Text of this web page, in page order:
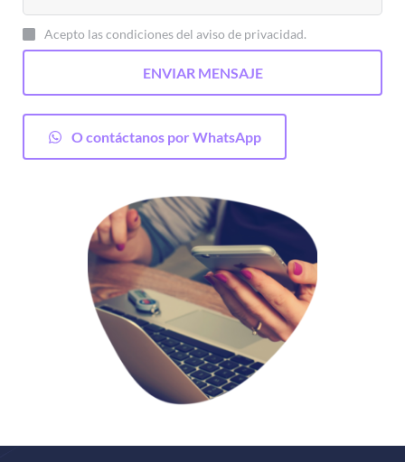
Acepto las condiciones del aviso de privacidad.
ENVIAR MENSAJE
O contáctanos por WhatsApp